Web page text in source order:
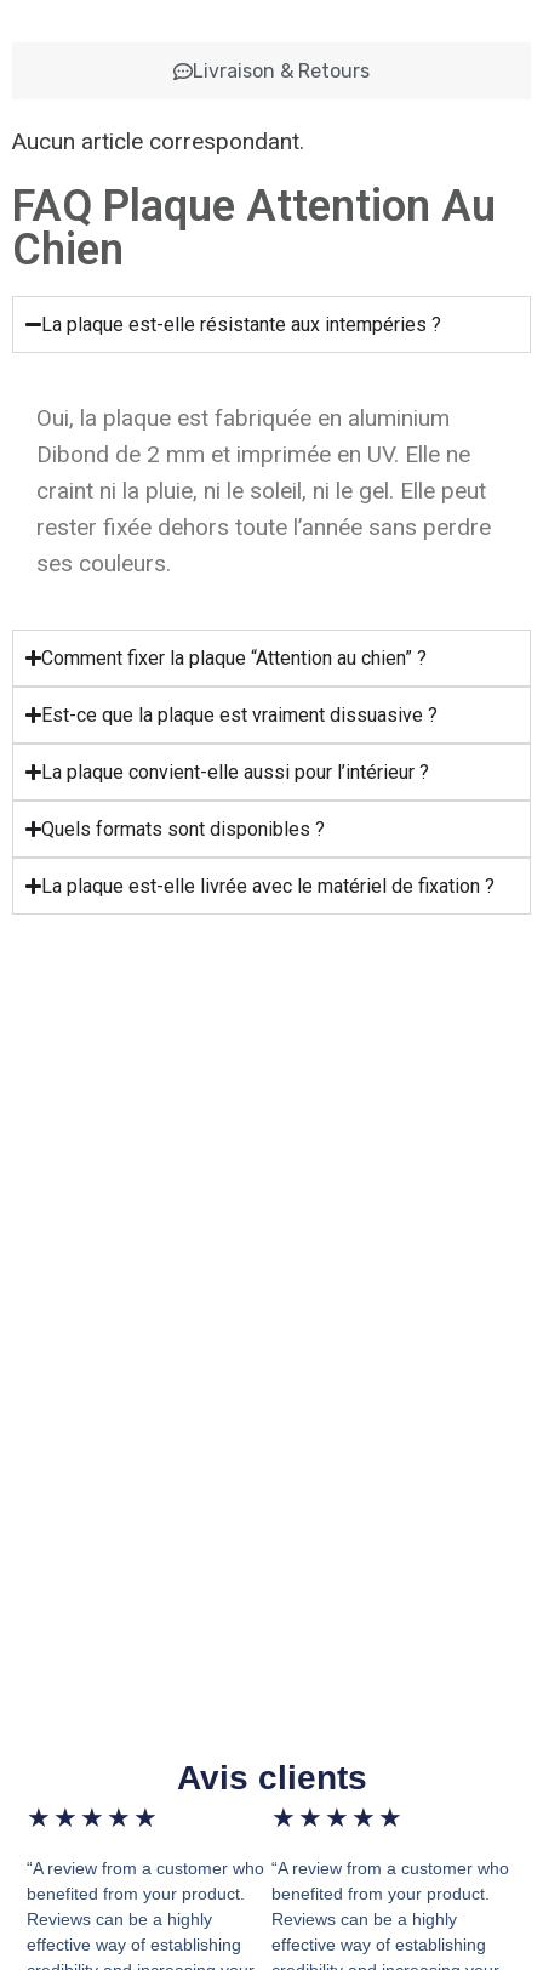
Livraison & Retours
Aucun article correspondant.
FAQ Plaque Attention Au
Chien
La plaque est-elle résistante aux intempéries ?
Oui, la plaque est fabriquée en aluminium
Dibond de 2 mm et imprimée en UV. Elle ne
craint ni la pluie, ni le soleil, ni le gel. Elle peut
rester fixée dehors toute l’année sans perdre
ses couleurs.
Comment fixer la plaque “Attention au chien” ?
Est-ce que la plaque est vraiment dissuasive ?
La plaque convient-elle aussi pour l’intérieur ?
Quels formats sont disponibles ?
La plaque est-elle livrée avec le matériel de fixation ?
Avis clients
★ ★ ★ ★ ★
“A review from a customer who
benefited from your product.
Reviews can be a highly
effective way of establishing
★ ★ ★ ★ ★
“A review from a customer who
benefited from your product.
Reviews can be a highly
effective way of establishing